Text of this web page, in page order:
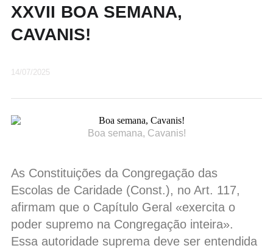
XXVII BOA SEMANA,
CAVANIS!
14/07/2025
Boa semana, Cavanis!
As Constituições da Congregação das
Escolas de Caridade (Const.), no Art. 117,
afirmam que o Capítulo Geral «exercita o
poder supremo na Congregação inteira».
Essa autoridade suprema deve ser entendida